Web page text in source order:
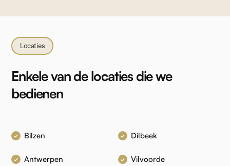
Locaties
Enkele van de locaties die we
bedienen
Bilzen Dilbeek
Antwerpen Vilvoorde